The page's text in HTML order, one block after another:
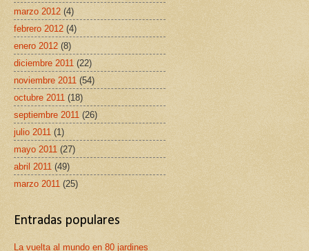
marzo 2012 (4)
febrero 2012 (4)
enero 2012 (8)
diciembre 2011 (22)
noviembre 2011 (54)
octubre 2011 (18)
septiembre 2011 (26)
julio 2011 (1)
mayo 2011 (27)
abril 2011 (49)
marzo 2011 (25)
Entradas populares
La vuelta al mundo en 80 jardines